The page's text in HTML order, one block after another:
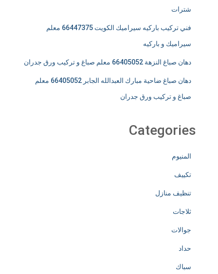
شترات
فني تركيب باركيه سيراميك الكويت 66447375 معلم
سيراميك و باركيه
دهان صباغ النزهة 66405052 معلم صباغ و تركيب ورق جدران
دهان صباغ ضاحية مبارك العبدالله الجابر 66405052 معلم
صباغ و تركيب ورق جدران
Categories
المنيوم
تكييف
تنظيف منازل
ثلاجات
جوالات
حداد
سباك